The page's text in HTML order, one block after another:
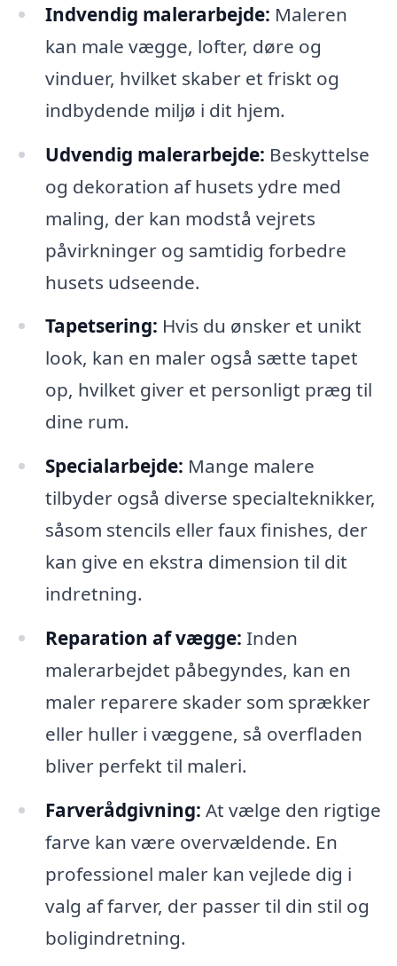
Indvendig malerarbejde: Maleren
kan male vægge, lofter, døre og
vinduer, hvilket skaber et friskt og
indbydende miljø i dit hjem.
Udvendig malerarbejde: Beskyttelse
og dekoration af husets ydre med
maling, der kan modstå vejrets
påvirkninger og samtidig forbedre
husets udseende.
Tapetsering: Hvis du ønsker et unikt
look, kan en maler også sætte tapet
op, hvilket giver et personligt præg til
dine rum.
Specialarbejde: Mange malere
tilbyder også diverse specialteknikker,
såsom stencils eller faux finishes, der
kan give en ekstra dimension til dit
indretning.
Reparation af vægge: Inden
malerarbejdet påbegyndes, kan en
maler reparere skader som sprækker
eller huller i væggene, så overfladen
bliver perfekt til maleri.
Farverådgivning: At vælge den rigtige
farve kan være overvældende. En
professionel maler kan vejlede dig i
valg af farver, der passer til din stil og
boligindretning.